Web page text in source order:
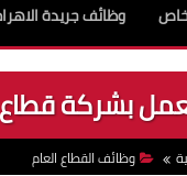
وظائف جريدة
بشركة قطاع
وظائف القطاع العام